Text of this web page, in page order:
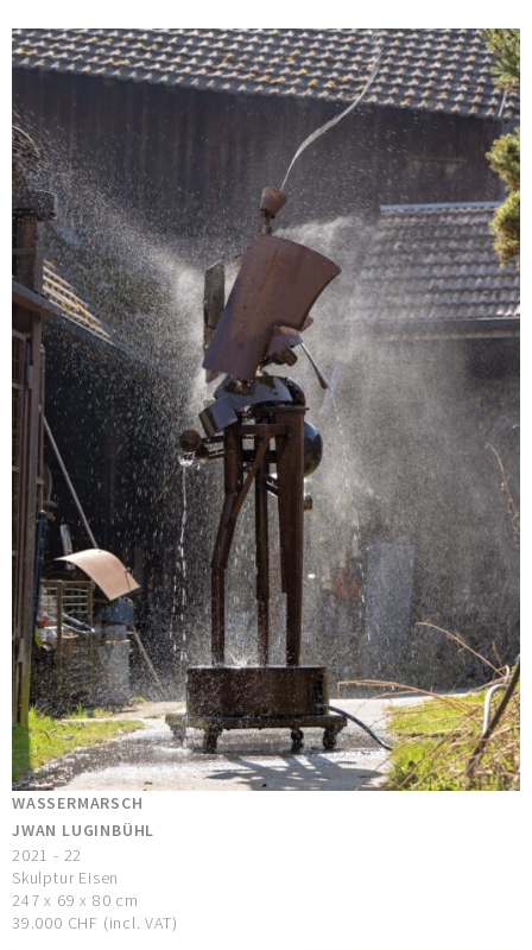
WASSERMARSCH
JWAN LUGINBÜHL
2021 - 22
Skulptur Eisen
247 x 69 x 80 cm
39.000 CHF (incl. VAT)